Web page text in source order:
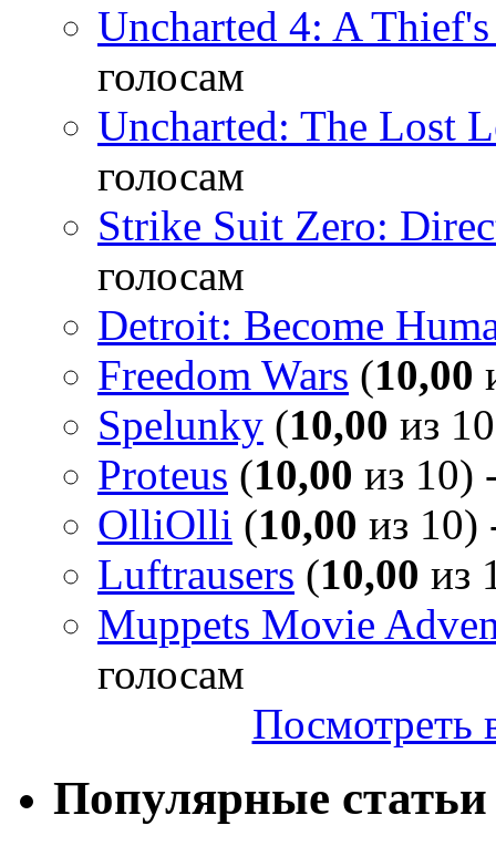
Uncharted 4: A
голосам
Uncharted: The Lost
голосам
Strike Suit Zero:
голосам
Detroit: Become
Freedom Wars (10,00
Spelunky (10,00 из
Proteus (10,00 из 10)
OlliOlli (10,00 из 10)
Luftrausers (10,00 из
Muppets Movie
голосам
Посмотреть
Популярные статьи